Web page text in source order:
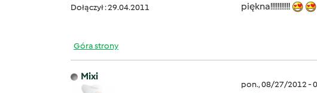
Dołączył : 29.04.2011
piękna!!!!!!!!!!!
Góra strony
Mixi
pon., 08/27/2012 -